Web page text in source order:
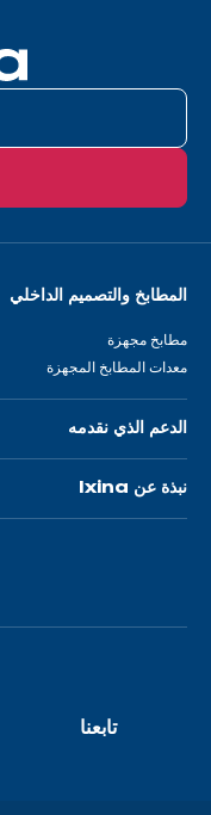
المطابخ والتصميم الداخلي
مطابخ مجهزة
معدات المطابخ المجهزة
الدعم الذي نقدمه
نبذة عن Ixina
تابعنا